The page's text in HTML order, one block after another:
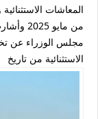
المعاشات
من
مجلس الوزراء عن
الاستثنائية من تاريخ 2025/5/1.